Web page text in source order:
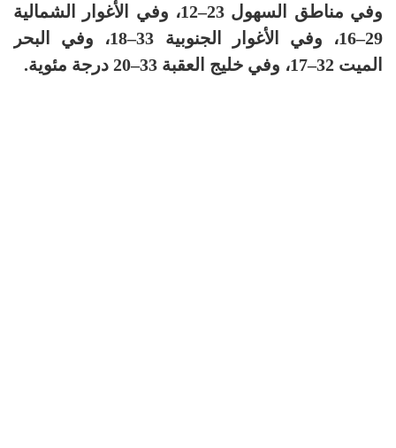
وفي مناطق السهول 23–12، وفي الأغوار الشمالية
29–16، وفي الأغوار الجنوبية 33–18، وفي البحر
الميت 32–17، وفي خليج العقبة 33–20 درجة مئوية.